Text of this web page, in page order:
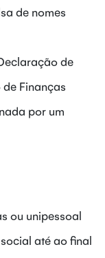
de nomes
de
Finanças
por um
ou unipessoal
até ao final